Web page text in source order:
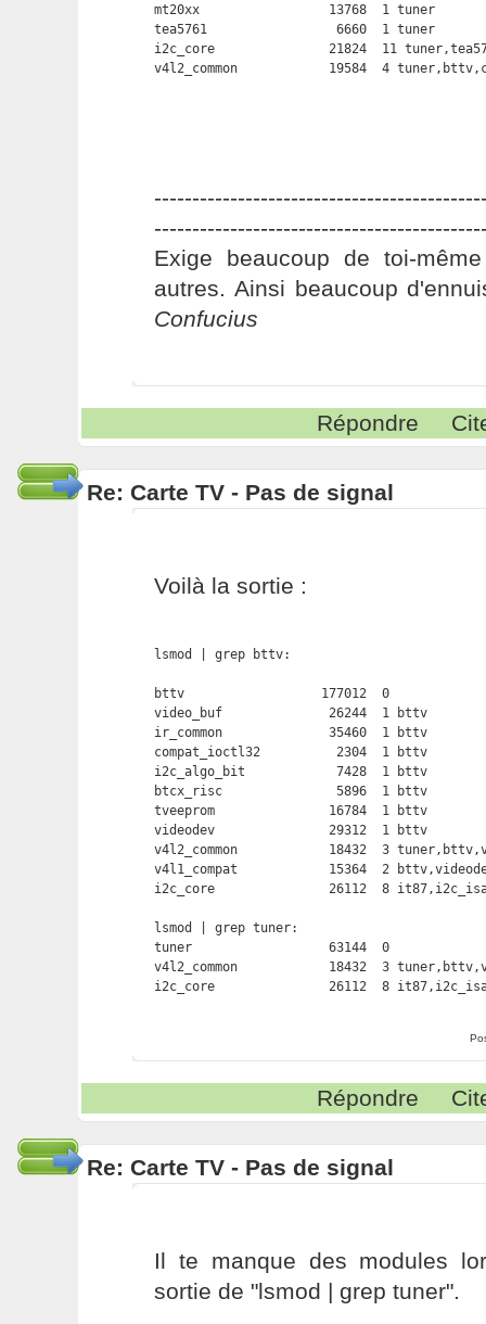
mt20xx                 13768  1 tuner
tea5761                 6660  1 tuner
i2c_core               21824  11
v4l2_common            19584  4
Exige beaucoup de toi-
autres. Ainsi beaucoup
Confucius
Répondre
Re: Carte TV - Pas de signal
Voilà la sortie :
lsmod | grep bttv:
bttv                  177012  0
video_buf              26244  1 bttv
ir_common              35460  1 bttv
compat_ioctl32          2304  1 bttv
i2c_algo_bit            7428  1 bttv
btcx_risc               5896  1 bttv
tveeprom               16784  1 bttv
videodev               29312  1 bttv
v4l2_common            18432  3
v4l1_compat            15364  2
i2c_core               26112  8
lsmod | grep tuner:
tuner                  63144  0
v4l2_common            18432  3
Répondre
Re: Carte TV - Pas de signal
Il te manque des modules
sortie de "lsmod | grep tuner".